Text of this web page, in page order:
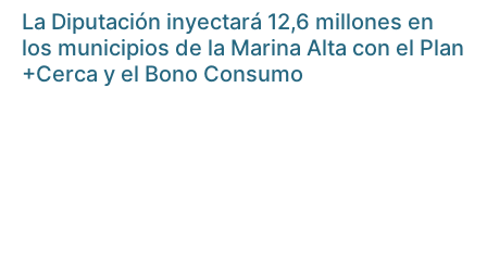
La Diputación inyectará 12,6 millones en
los municipios de la Marina Alta con el Plan
+Cerca y el Bono Consumo